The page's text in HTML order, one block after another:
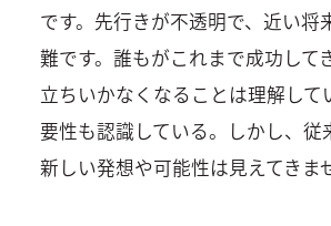
です。先行きが不透明で、近い将
難です。誰もがこれまで成功して
立ちいかなくなることは理解して
要性も認識している。しかし、従
新しい発想や可能性は見えてきま